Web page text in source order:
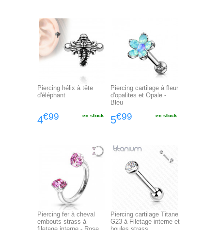
Piercing hélix à tête
d'éléphant
4€99
Piercing cartilage à fleur
d'opalites et Opale -
Bleu
5€99
Piercing fer à cheval
embouts strass à
Piercing cartilage Titane
G23 à Filetage interne et